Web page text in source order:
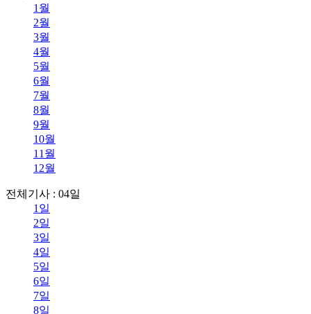
1월
2월
3월
4월
5월
6월
7월
8월
9월
10월
11월
12월
전체기사 : 04일
1일
2일
3일
4일
5일
6일
7일
8일